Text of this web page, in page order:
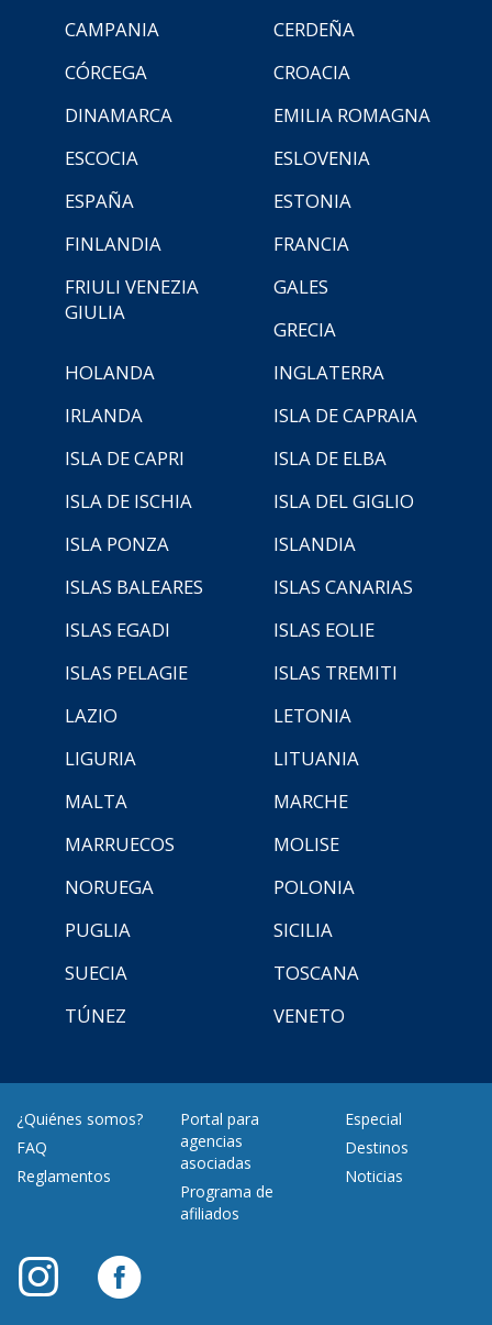
CAMPANIA
CERDEÑA
CÓRCEGA
CROACIA
DINAMARCA
EMILIA ROMAGNA
ESCOCIA
ESLOVENIA
ESPAÑA
ESTONIA
FINLANDIA
FRANCIA
FRIULI VENEZIA
GIULIA
GALES
GRECIA
HOLANDA
INGLATERRA
IRLANDA
ISLA DE CAPRAIA
ISLA DE CAPRI
ISLA DE ELBA
ISLA DE ISCHIA
ISLA DEL GIGLIO
ISLA PONZA
ISLANDIA
ISLAS BALEARES
ISLAS CANARIAS
ISLAS EGADI
ISLAS EOLIE
ISLAS PELAGIE
ISLAS TREMITI
LAZIO
LETONIA
LIGURIA
LITUANIA
MALTA
MARCHE
MARRUECOS
MOLISE
NORUEGA
POLONIA
PUGLIA
SICILIA
SUECIA
TOSCANA
TÚNEZ
VENETO
¿Quiénes somos?
FAQ
Reglamentos
Portal para
agencias
asociadas
Programa de
afiliados
Especial
Destinos
Noticias